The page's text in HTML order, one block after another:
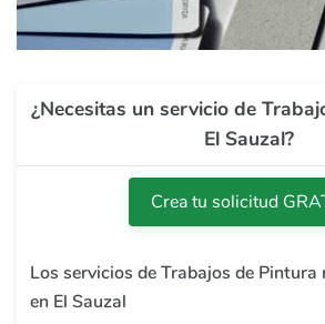
¿Necesitas un servicio de
El Sauzal?
Crea tu solicitud
Los servicios de Trabajos de
en El Sauzal